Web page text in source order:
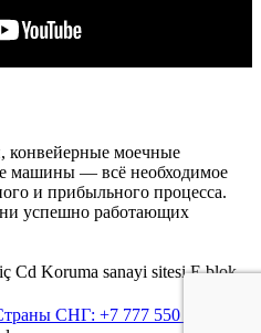
конвейерные моечные
машины — всё необходимое
и прибыльного процесса.
успешно работающих
Cd Koruma sanayi sitesi E blok
СНГ: +7 777 550 0550